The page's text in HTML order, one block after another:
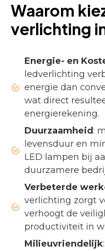
Waarom
verlichting
Energie- en
ledverlichting
energie dan
wat direct
energierekening.
Duurzaamheid :
levensduur en
LED lampen bij
duurzamere
Verbeterde
verlichting zorgt
verhoogt de
productiviteit in
Milieuvriendelijk